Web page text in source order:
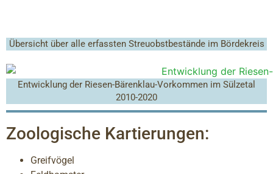
Übersicht über alle erfassten Streuobstbestände im Bördekreis
Entwicklung der Riesen-Bärenklau-Vorkommen im Sülzetal
2010-2020
Zoologische Kartierungen:
Greifvögel